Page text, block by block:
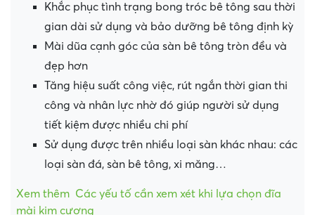
Khắc phục tình trạng bong tróc bê tông sau thời
gian dài sử dụng và bảo dưỡng bê tông định kỳ
Mài dũa cạnh góc của sàn bê tông tròn đều và
đẹp hơn
Tăng hiệu suất công việc, rút ngắn thời gian thi
công và nhân lực nhờ đó giúp người sử dụng
tiết kiệm được nhiều chi phí
Sử dụng được trên nhiều loại sàn khác nhau: các
loại sàn đá, sàn bê tông, xi măng…
Xem thêm Các yếu tố cần xem xét khi lựa chọn đĩa
mài kim cương